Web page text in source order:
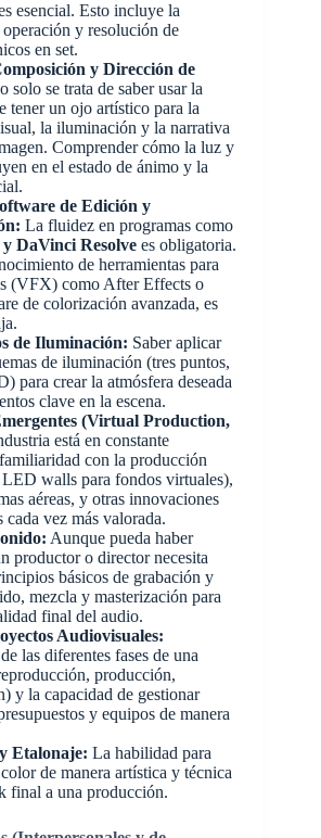
esencial. Esto incluye la
y resolución de
en set.
y Dirección de
solo se trata de saber usar la
tener un ojo artístico para la
la iluminación y la narrativa
Comprender cómo la luz y
en el estado de ánimo y la
de Edición y
La fluidez en programas como
DaVinci Resolve es obligatoria.
de herramientas para
(VFX) como After Effects o
de colorización avanzada, es
de Iluminación: Saber aplicar
de iluminación (tres puntos,
para crear la atmósfera deseada
clave en la escena.
(Virtual Production,
está en constante
con la producción
walls para fondos virtuales),
aéreas, y otras innovaciones
cada vez más valorada.
Aunque pueda haber
productor o director necesita
básicos de grabación y
mezcla y masterización para
final del audio.
Audiovisuales:
las diferentes fases de una
producción,
y la capacidad de gestionar
y equipos de manera
Etalonaje: La habilidad para
de manera artística y técnica
final a una producción.